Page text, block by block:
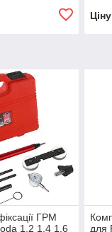
ГРМ
1.2 1.4 1.6
для